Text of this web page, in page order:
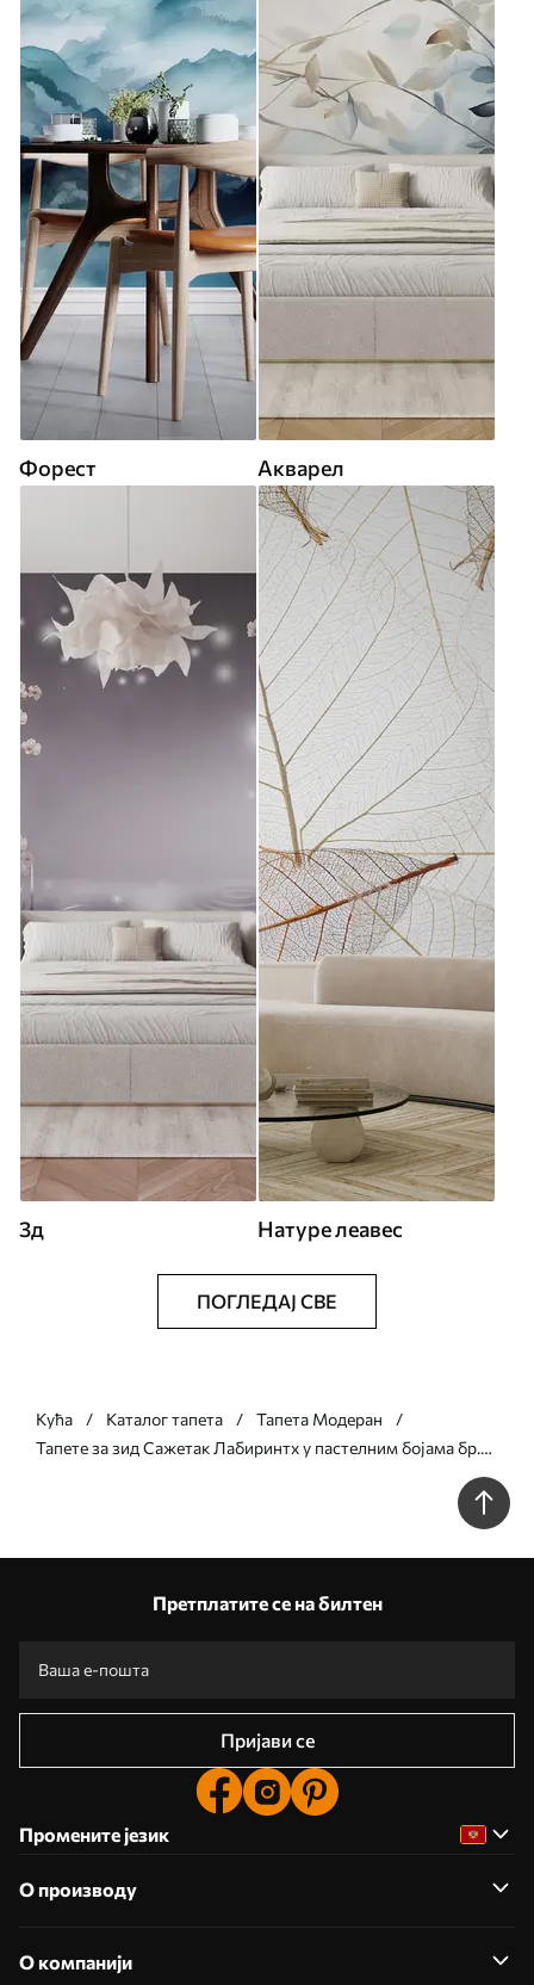
Форест Акварел
3д Натуре леавес
ПОГЛЕДАЈ СВЕ
Кућа Каталог тапета
Тапета Модеран
Тапете за зид Сажетак Лабиринтх у пастелним бојама бр.
Претплатите се на билтен
Пријави се
Промените језик
О производу
О компанији